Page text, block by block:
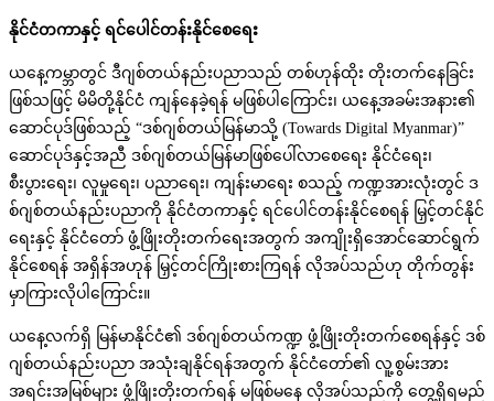
နိုင်ငံတကာနှင့် ရင်ပေါင်တန်းနိုင်စေရေး
ယနေ့ကမ္ဘာတွင် ဒီဂျစ်တယ်နည်းပညာသည် တစ်ဟုန်ထိုး တိုးတက်နေခြင်း
ဖြစ်သဖြင့် မိမိတို့နိုင်ငံ ကျန်နေခဲ့ရန် မဖြစ်ပါကြောင်း၊ ယနေ့အခမ်းအနား၏
ဆောင်ပုဒ်ဖြစ်သည့် “ဒစ်ဂျစ်တယ်မြန်မာသို့ (Towards Digital Myanmar)”
ဆောင်ပုဒ်နှင့်အညီ ဒစ်ဂျစ်တယ်မြန်မာဖြစ်ပေါ်လာစေရေး နိုင်ငံရေး၊
စီးပွားရေး၊ လူမှုရေး၊ ပညာရေး၊ ကျန်းမာရေး စသည့် ကဏ္ဍအားလုံးတွင် ဒ
စ်ဂျစ်တယ်နည်းပညာကို နိုင်ငံတကာနှင့် ရင်ပေါင်တန်းနိုင်စေရန် မြှင့်တင်နိုင်
ရေးနှင့် နိုင်ငံတော် ဖွံ့ဖြိုးတိုးတက်ရေးအတွက် အကျိုးရှိအောင်ဆောင်ရွက်
နိုင်စေရန် အရှိန်အဟုန် မြှင့်တင်ကြိုးစားကြရန် လိုအပ်သည်ဟု တိုက်တွန်း
မှာကြားလိုပါကြောင်း။
ယနေ့လက်ရှိ မြန်မာနိုင်ငံ၏ ဒစ်ဂျစ်တယ်ကဏ္ဍ ဖွံ့ဖြိုးတိုးတက်စေရန်နှင့် ဒစ်
ဂျစ်တယ်နည်းပညာ အသုံးချနိုင်ရန်အတွက် နိုင်ငံတော်၏ လူ့စွမ်းအား
အရင်းအမြစ်များ ဖွံ့ဖြိုးတိုးတက်ရန် မဖြစ်မနေ လိုအပ်သည်ကို တွေ့ရှိရမည်